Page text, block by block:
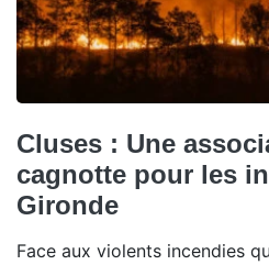
Cluses : Une
cagnotte pour les
Gironde
Face aux violents incendies